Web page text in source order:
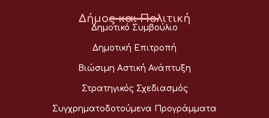
Δήμος και Πολιτική
Δημοτικό Συμβούλιο
Δημοτική Επιτροπή
Βιώσιμη Αστική Ανάπτυξη
Στρατηγικός Σχεδιασμός
Συγχρηματοδοτούμενα Προγράμματα